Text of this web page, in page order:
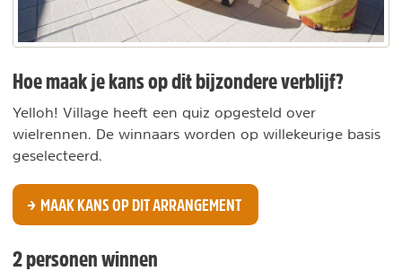
Hoe maak je kans op dit bijzondere verblijf?
Yelloh! Village heeft een quiz opgesteld over
wielrennen. De winnaars worden op willekeurige basis
geselecteerd.
MAAK KANS OP DIT ARRANGEMENT
2 personen winnen